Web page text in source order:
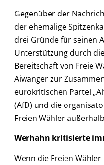
Gegenüber der
der ehemalige
drei Gründe für seinen
Unterstützung durch
Bereitschaft von Freie
Aiwanger zur
eurokritischen Partei
(AfD) und die
Freien Wähler
Werhahn kritisierte
Wenn die Freien